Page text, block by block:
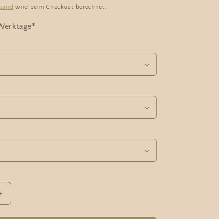
wird beim Checkout berechnet.
Erhöhe